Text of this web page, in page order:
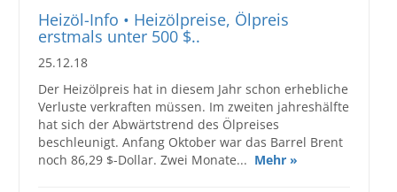
Produkte
Service
Händler
Hilfe und Kontakt
Shop
Heizöl-Info • Heizölpreise, Ölpreis
erstmals unter 500 $..
25.12.18
Der Heizölpreis hat in diesem Jahr schon erhebliche
Verluste verkraften müssen. Im zweiten jahreshälfte
hat sich der Abwärtstrend des Ölpreises
beschleunigt. Anfang Oktober war das Barrel Brent
noch 86,29 $-Dollar. Zwei Monate... Mehr »